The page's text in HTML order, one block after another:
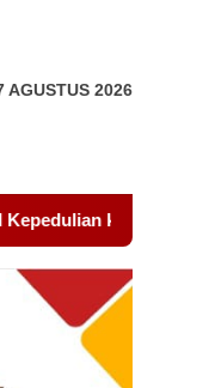
AGUSTUS 2026
Yatim dan Dhuafa